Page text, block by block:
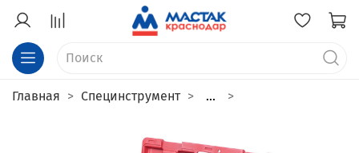
Главная Специнструмент ...